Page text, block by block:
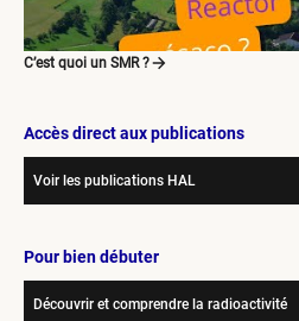
C’est quoi un SMR ?
Accès direct aux publications
Voir les publications HAL
Pour bien débuter
Découvrir et comprendre la radioactivité